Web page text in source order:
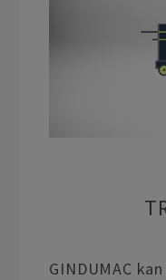
GINDUMAC